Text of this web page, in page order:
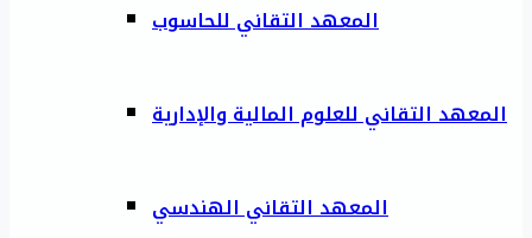
المعهد التقاني للحاسوب
المعهد التقاني للعلوم المالية والإدارية
المعهد التقاني الهندسي